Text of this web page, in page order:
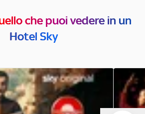
che puoi vedere in un
Hotel Sky